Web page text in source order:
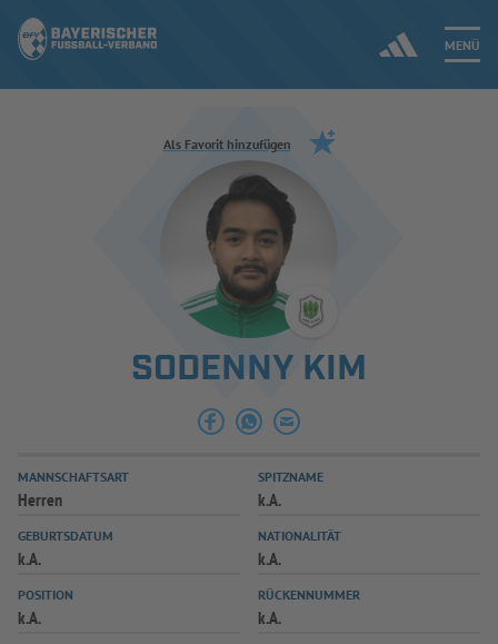
MENÜ
Jetzt einloggen
ERGEBNISSE & WETTBEWERBE
SPIELBETRIEB & VERBANDSLEBEN
AUSBILDUNG & FÖRDERUNG
SPIELPLUS
Als Favorit hinzufügen
SODENNY KIM
MANNSCHAFTSART
Herren
SPITZNAME
k.A.
GEBURTSDATUM
k.A.
NATIONALITÄT
k.A.
POSITION
k.A.
RÜCKENNUMMER
k.A.